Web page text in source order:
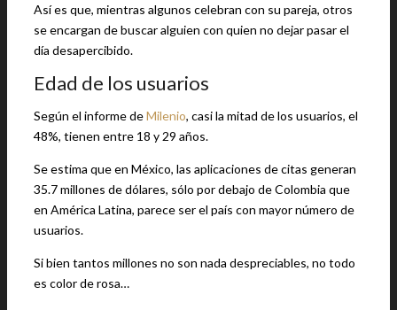
Así es que, mientras algunos celebran con su pareja, otros
se encargan de buscar alguien con quien no dejar pasar el
día desapercibido.
Edad de los usuarios
Según el informe deMilenio, casi la mitad de los usuarios, el
48%, tienen entre 18 y 29 años.
Se estima que en México, las aplicaciones de citas generan
35.7 millones de dólares, sólo por debajo de Colombia que
en América Latina, parece ser el país con mayor número de
usuarios.
Si bien tantos millones no son nada despreciables, no todo
es color de rosa…